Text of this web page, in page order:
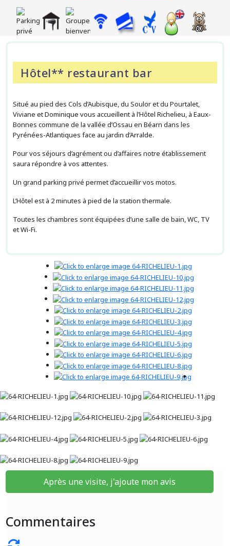
Hôtel** restaurant bar
Situé au pied des Cols d’Aubisque, du Soulor et du Pourtalet,
Viviane et Dominique vous accueillent à l’Hôtel Richelieu, à Eaux-
Bonnes commune de la vallée d’Ossau en Béarn dans les
Pyrénées-Atlantiques face au jardin d’Arralde.
Pour vos séjours d’agrément ou d’affaires notre établissement
saura répondre à vos attentes.
Un grand parking privé permet d’accueillir vos motos.
L’Hôtel est à 2 minutes à pied de la station thermale.
Toutes les chambres sont équipées d’une salle de bain, WC, TV
et Wi-Fi.
Après une visite, j'ajoute mon avis
Commentaires